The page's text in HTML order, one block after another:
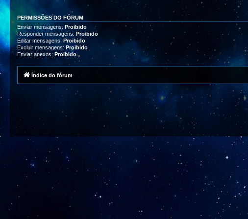
PERMISSÕES DO FÓRUM
Enviar mensagens: Proibido
Responder mensagens: Proibido
Editar mensagens: Proibido
Excluir mensagens: Proibido
Enviar anexos: Proibido
Índice do fórum